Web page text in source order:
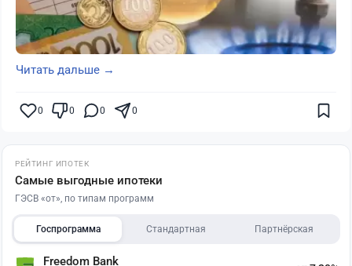
Читать дальше →
0 0 0 0
РЕЙТИНГ ИПОТЕК
Самые выгодные ипотеки
ГЭСВ «от», по типам программ
Госпрограмма Стандартная Партнёрская
Freedom Bank